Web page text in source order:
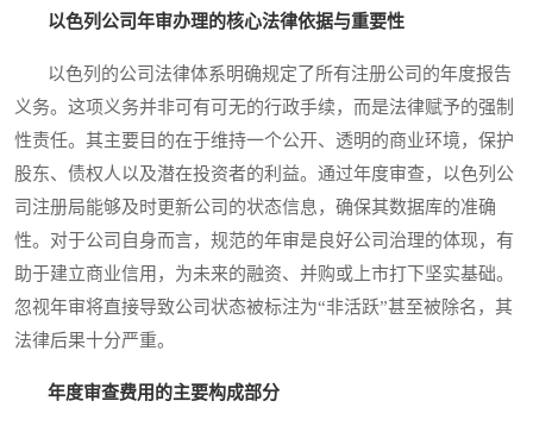
以色列公司年审办理的核心法律依据与重要性
以色列的公司法律体系明确规定了所有注册公司的年度报告
义务。这项义务并非可有可无的行政手续，而是法律赋予的强制
性责任。其主要目的在于维持一个公开、透明的商业环境，保护
股东、债权人以及潜在投资者的利益。通过年度审查，以色列公
司注册局能够及时更新公司的状态信息，确保其数据库的准确
性。对于公司自身而言，规范的年审是良好公司治理的体现，有
助于建立商业信用，为未来的融资、并购或上市打下坚实基础。
忽视年审将直接导致公司状态被标注为“非活跃”甚至被除名，其
法律后果十分严重。
年度审查费用的主要构成部分